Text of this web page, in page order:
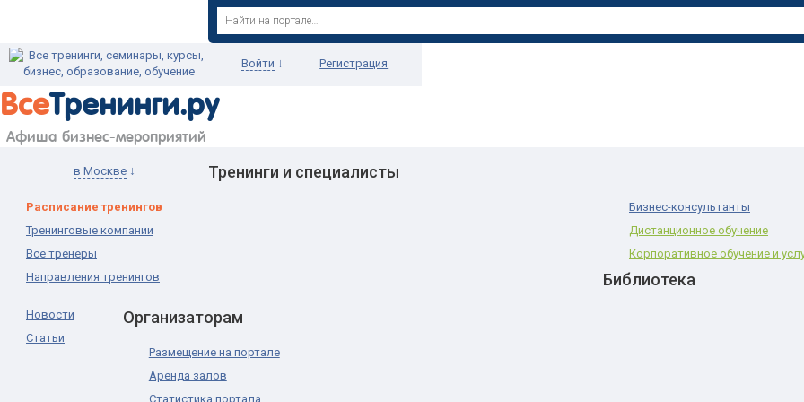
ВсеТренинги.ру
Афиша бизнес-мероприятий
в Москве ↓
Войти ↓ Регистрация
Тренинги и специалисты
Расписание тренингов
Тренинговые компании
Все тренеры
Направления тренингов
Бизнес-консультанты
Дистанционное обучение
Корпоративное обучение и
Библиотека
Новости
Статьи
Организаторам
Размещение на портале
Аренда залов
Статистика портала